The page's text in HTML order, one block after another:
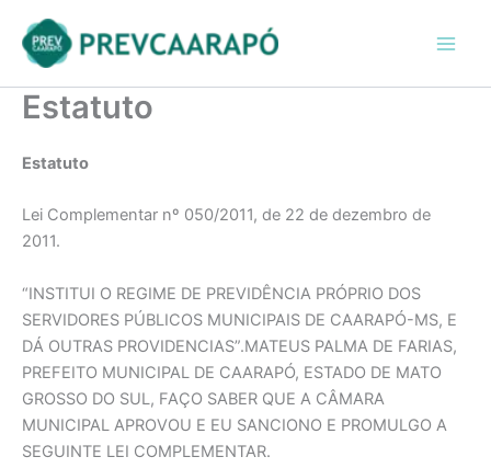
para
conteúdo
Estatuto
Estatuto
Lei Complementar nº 050/2011, de 22 de dezembro de
2011.
“INSTITUI O REGIME DE PREVIDÊNCIA PRÓPRIO DOS
SERVIDORES PÚBLICOS MUNICIPAIS DE CAARAPÓ-MS, E
DÁ OUTRAS PROVIDENCIAS”.MATEUS PALMA DE FARIAS,
PREFEITO MUNICIPAL DE CAARAPÓ, ESTADO DE MATO
GROSSO DO SUL, FAÇO SABER QUE A CÂMARA
MUNICIPAL APROVOU E EU SANCIONO E PROMULGO A
SEGUINTE LEI COMPLEMENTAR.